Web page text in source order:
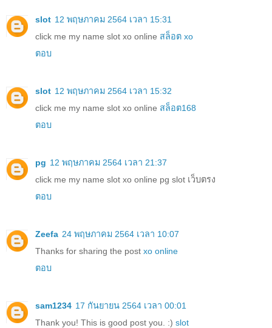
slot 12 พฤษภาคม 2564 เวลา 15:31
click me my name slot xo online สล็อต xo
ตอบ
slot 12 พฤษภาคม 2564 เวลา 15:32
click me my name slot xo online สล็อต168
ตอบ
pg 12 พฤษภาคม 2564 เวลา 21:37
click me my name slot xo online pg slot เว็บตรง
ตอบ
Zeefa 24 พฤษภาคม 2564 เวลา 10:07
Thanks for sharing the post xo online
ตอบ
sam1234 17 กันยายน 2564 เวลา 00:01
Thank you! This is good post you. :) slot